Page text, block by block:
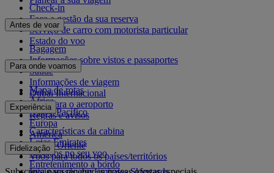
Check-in
Faça a gestão da sua reserva
Serviço de carro com motorista particular
Estado do voo
Antes de voar
Bagagem
Informações sobre vistos e passaportes
Saúde
Informações de viagem
Dubai Internacional
De e para o aeroporto
Regras e avisos
Para onde voamos
Mapa de rotas
África
Ásia e Pacífico
Europa
América
Médio Oriente
Voos para todos os países/territórios
Experiência
Características da cabina
Lojas Emirates
Serviços no seu voo
Entretenimento a bordo
Fidelização